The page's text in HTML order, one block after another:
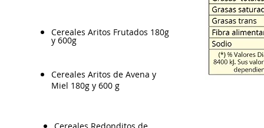
Cereales Aritos de Avena y
Miel 180g y 600 g
​Cereales Aritos Frutados 180g
y 600g